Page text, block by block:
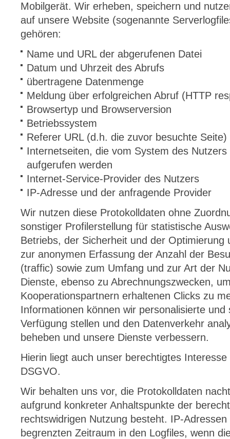
Mobilgerät. Wir erheben, speichern und
auf unsere Website (sogenannte
gehören:
Name und URL der abgerufenen Datei
Datum und Uhrzeit des Abrufs
übertragene Datenmenge
Meldung über erfolgreichen Abruf (HTTP
Browsertyp und Browserversion
Betriebssystem
Referer URL (d.h. die zuvor besuchte Seite)
Internetseiten, die vom System des
aufgerufen werden
Internet-Service-Provider des Nutzers
IP-Adresse und der anfragende Provider
Wir nutzen diese Protokolldaten ohne
sonstiger Profilerstellung für statistische
Betriebs, der Sicherheit und der Optimierung
zur anonymen Erfassung der Anzahl der
(traffic) sowie zum Umfang und zur Art der
Dienste, ebenso zu Abrechnungszwecken,
Kooperationspartnern erhaltenen Clicks zu
Informationen können wir personalisierte
Verfügung stellen und den Datenverkehr
beheben und unsere Dienste verbessern.
Hierin liegt auch unser berechtigtes
DSGVO.
Wir behalten uns vor, die Protokolldaten
aufgrund konkreter Anhaltspunkte der
rechtswidrigen Nutzung besteht. IP-
begrenzten Zeitraum in den Logfiles, wenn